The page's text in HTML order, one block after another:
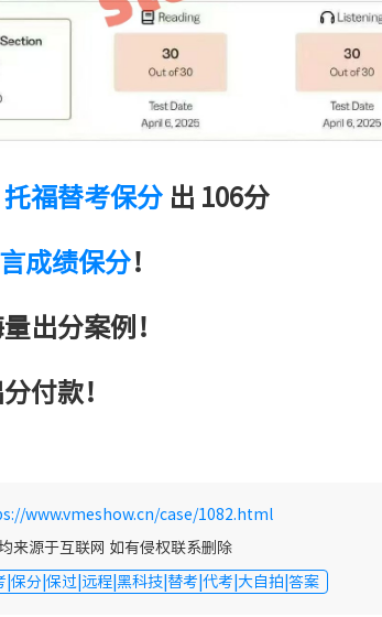
托福替考保分 出 106分
成绩保分！
出分案例！
付款！
www.vmeshow.cn/case/1082.html
来源于互联网 如有侵权联系删除
|保分|保过|远程|黑科技|替考|代考|大自拍|答案